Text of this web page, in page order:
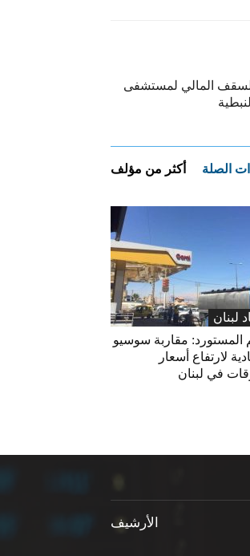
المالي لمستشفى
الصلة أكثر من مؤلف
لبنان
المستورد: مقاربة سوسيو
لارتفاع أسعار
في لبنان
الأرشيف